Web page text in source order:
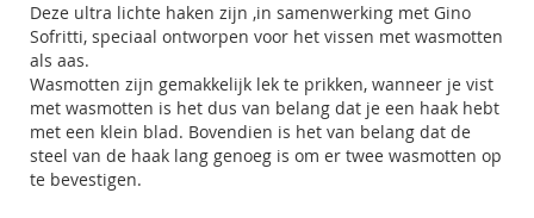
Deze ultra lichte haken zijn ,in samenwerking met Gino
Sofritti, speciaal ontworpen voor het vissen met wasmotten
als aas.
Wasmotten zijn gemakkelijk lek te prikken, wanneer je vist
met wasmotten is het dus van belang dat je een haak hebt
met een klein blad. Bovendien is het van belang dat de
steel van de haak lang genoeg is om er twee wasmotten op
te bevestigen.